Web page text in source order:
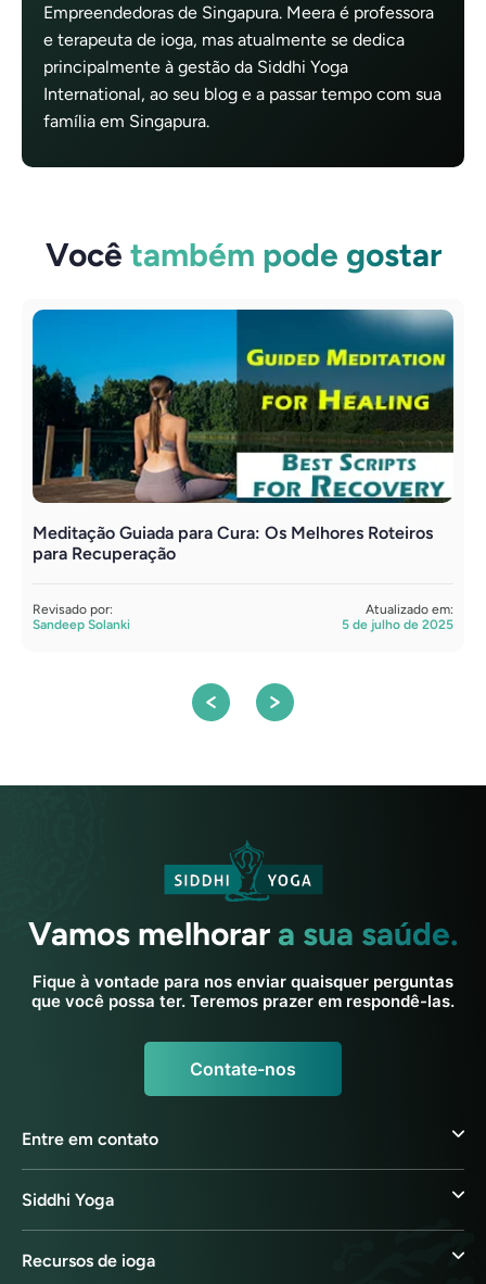
Empreendedoras de Singapura. Meera é professora
e terapeuta de ioga, mas atualmente se dedica
principalmente à gestão da Siddhi Yoga
International, ao seu blog e a passar tempo com sua
família em Singapura.
Você também pode gostar
Meditação Guiada para Cura: Os Melhores Roteiros
para Recuperação
Revisado por:
Sandeep Solanki
Atualizado em:
5 de julho de 2025
Vamos melhorar a sua saúde.
Fique à vontade para nos enviar quaisquer perguntas
que você possa ter. Teremos prazer em respondê-las.
Contate-nos
Entre em contato
Siddhi Yoga
Recursos de ioga